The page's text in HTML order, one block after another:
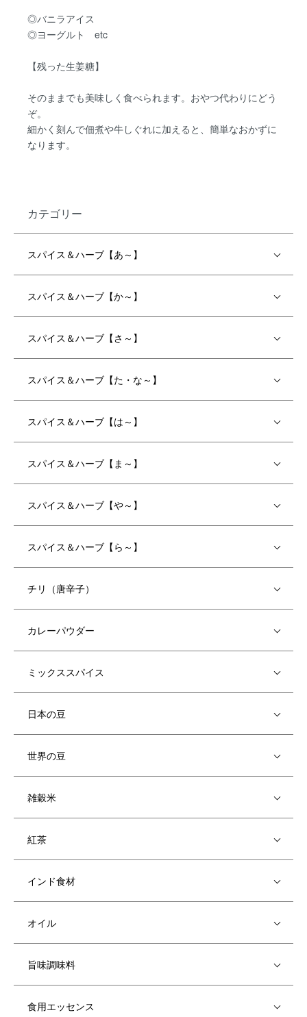
◎バニラアイス
◎ヨーグルト etc
【残った生姜糖】
そのままでも美味しく食べられます。おやつ代わりにどう
ぞ。
細かく刻んで佃煮や牛しぐれに加えると、簡単なおかずに
なります。
カテゴリー
スパイス＆ハーブ【あ～】
スパイス＆ハーブ【か～】
スパイス＆ハーブ【さ～】
スパイス＆ハーブ【た・な～】
スパイス＆ハーブ【は～】
スパイス＆ハーブ【ま～】
スパイス＆ハーブ【や～】
スパイス＆ハーブ【ら～】
チリ（唐辛子）
カレーパウダー
ミックススパイス
日本の豆
世界の豆
雑穀米
紅茶
インド食材
オイル
旨味調味料
食用エッセンス